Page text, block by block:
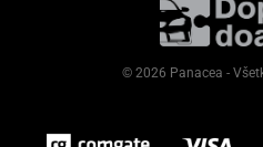
© 2026 Panacea -